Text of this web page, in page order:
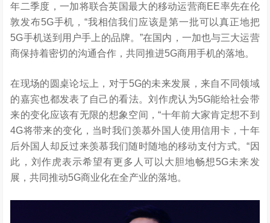
年二季度，一加将联合英国最大的移动运营商EE率先在伦
敦发布5G手机，“我相信我们应该是第一批可以真正地把
5G手机送到用户手上的品牌。”在国内，一加也与三大运营
商保持着密切的沟通合作，共同推进5G商用手机的落地。
在现场的圆桌论坛上，对于5G的未来发展，来自不同领域
的嘉宾也都发表了自己的看法。刘作虎认为5G能给社会带
来的变化应该有无限的想象空间，“十年前大家肯定想不到
4G将带来的变化，当时我们羡慕外国人使用信用卡，十年
后外国人却反过来羡慕我们随时随地的移动支付方式。“因
此，刘作虎表示希望有更多人可以大胆地畅想5G未来发
展，共同推动5G商业化在全产业的落地。